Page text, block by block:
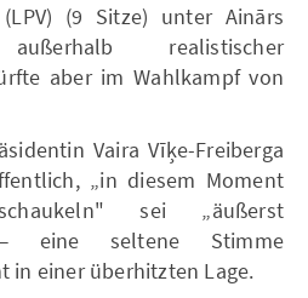
(9 Sitze) unter Ainārs
realistischer
aber im Wahlkampf von
Vaira Vīķe-Freiberga
„in diesem Moment
sei „äußerst
eine seltene Stimme
in einer überhitzten Lage.